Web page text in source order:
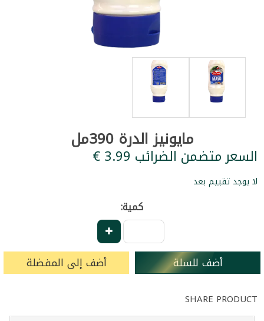
مايونيز الدرة 390مل
السعر متضمن الضرائب ‏3.99 €
لا يوجد تقييم بعد
كمية:
أضف للسلة أضف إلى المفضلة
SHARE PRODUCT